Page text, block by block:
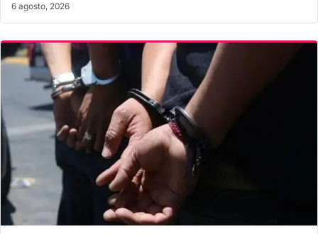
6 agosto, 2026